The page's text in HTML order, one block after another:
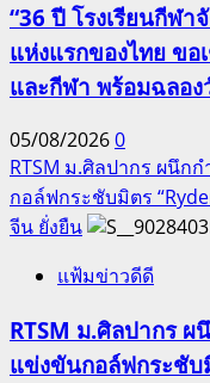
“36 ปี โรงเรียนกีฬา
แห่งแรกของไทย ข
และกีฬา พร้อมฉลอ
05/08/20260
RTSM ม.ศิลปากร ผนึก
กอล์ฟกระชับมิตร
จีน ยั่งยืน
แฟ้มข่าวดีดี
RTSM ม.ศิลปากร
แข่งขันกอล์ฟกระชับ